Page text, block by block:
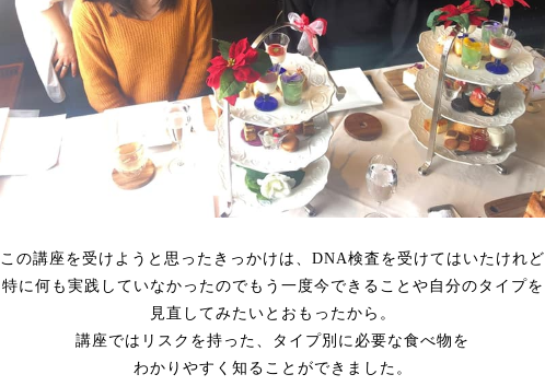
この講座を受けようと思ったきっかけは、DNA検査を受けてはいたけれど
特に何も実践していなかったのでもう一度今できることや自分のタイプを
見直してみたいとおもったから。
講座ではリスクを持った、タイプ別に必要な食べ物を
わかりやすく知ることができました。